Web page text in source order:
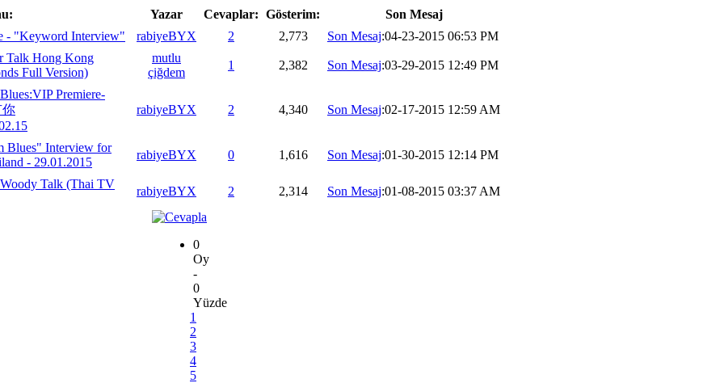
Yazar Cevaplar: Gösterim:
Son Mesaj
- "Keyword Interview"
rabiyeBYX 2 2,773 Son Mesaj:04-23-2015 06:53 PM
Talk Hong Kong
Full Version)
mutlu
çiğdem
1 2,382 Son Mesaj:03-29-2015 12:49 PM
Premiere-
你
rabiyeBYX 2 4,340 Son Mesaj:02-17-2015 12:59 AM
Blues" Interview for
- 29.01.2015
rabiyeBYX 0 1,616 Son Mesaj:01-30-2015 12:14 PM
Talk (Thai TV
rabiyeBYX 2 2,314 Son Mesaj:01-08-2015 03:37 AM
0
Oy
-
0
Yüzde
1
2
3
4
5